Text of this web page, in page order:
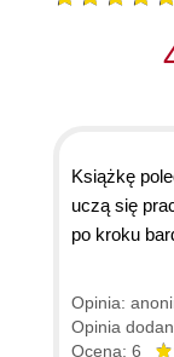
Książkę
uczą się
po kroku
grafiką i
pomogła mi
przy
Opinia:
Opinia
Ocena: 6